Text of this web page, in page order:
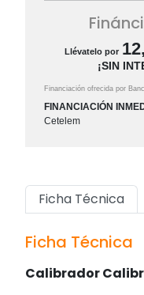
Llévatelo por
¡SIN
Financiación ofrecida por
FINANCIACIÓN
Cetelem
Ficha Técnica
Ficha Técnica
Calibrador